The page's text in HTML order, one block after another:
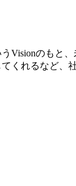
Visionのもと
くれるなど、